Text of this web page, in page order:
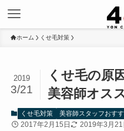
ホーム くせ毛対策
くせ毛の原
美容師オス
2019
3/21
くせ毛対策 美容師スタッフおす
2017年2月15日 2019年3月21